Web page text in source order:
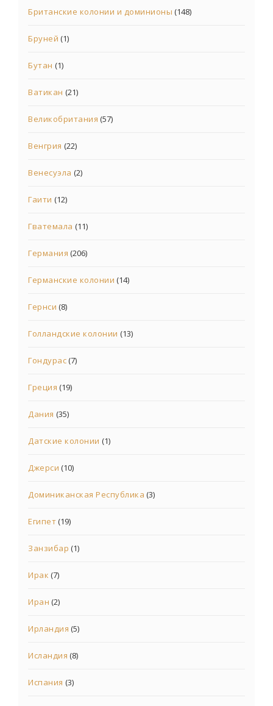
Британские колонии и доминионы (148)
Бруней (1)
Бутан (1)
Ватикан (21)
Великобритания (57)
Венгрия (22)
Венесуэла (2)
Гаити (12)
Гватемала (11)
Германия (206)
Германские колонии (14)
Гернси (8)
Голландские колонии (13)
Гондурас(7)
Греция (19)
Дания (35)
Датские колонии (1)
Джерси (10)
Доминиканская Республика (3)
Египет(19)
Занзибар (1)
Ирак (7)
Иран (2)
Ирландия (5)
Исландия (8)
Испания (3)